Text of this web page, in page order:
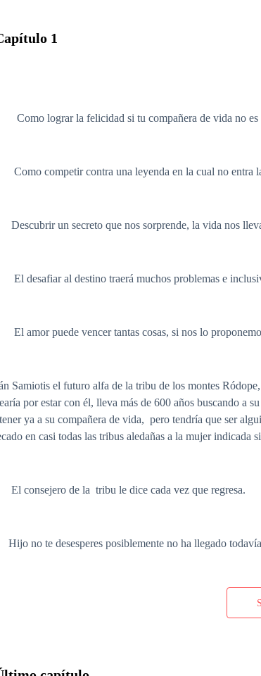
1
lograr la felicidad si tu compañera de vida no es
competir contra una leyenda en la cual no entra la
un secreto que nos sorprende, la vida nos
desafiar al destino traerá muchos problemas e
amor puede vencer tantas cosas, si nos lo
Samiotis el futuro alfa de la tribu de los montes
por estar con él, lleva más de 600 años buscando a
ya a su compañera de vida, pero tendría que ser
en casi todas las tribus aledañas a la mujer indicada
consejero de la tribu le dice cada vez que regresa.
no te desesperes posiblemente no ha llegado todavía
ya no tengo tiempo, faltan 3 lunas para que mi padre
seguro que ya está cerca tu amada, solo esperemos